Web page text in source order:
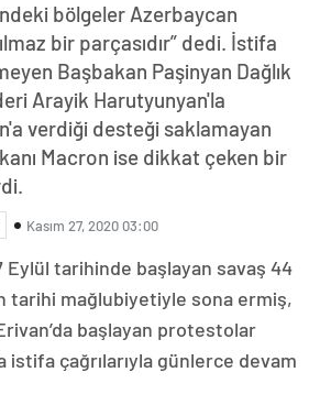
bölgeler Azerbaycan
bir parçasıdır” dedi. İstifa
Başbakan Paşinyan Dağlık
Arayik Harutyunyan'la
verdiği desteği saklamayan
Macron ise dikkat çeken bir
Kasım 27, 2020 03:00
Eylül tarihinde başlayan savaş 44
tarihi mağlubiyetiyle sona ermiş,
başlayan protestolar
istifa çağrılarıyla günlerce devam